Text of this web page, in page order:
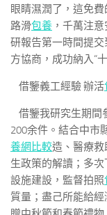
眼睛濕潤了，這免
路滑包養 ，千萬注
研報告第一時間提
方協商，成功納入“
借鑒義工經驗 辦活
借鑒我研究生期間
200余件。結合中市
養網比較造、醫療
生政策的解讀；多
設施建設，監督拍照
質量；盡己所能給